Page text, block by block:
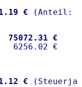
€
75072.31 €
€